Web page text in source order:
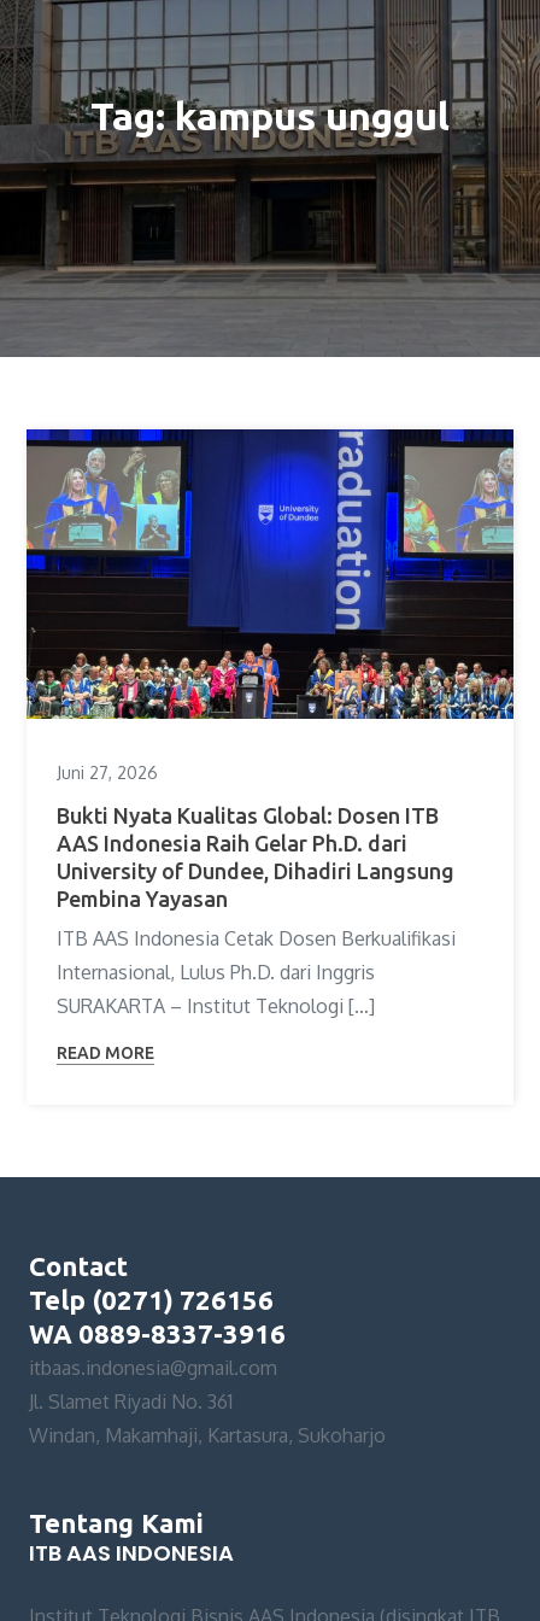
Tag:kampus unggul
Juni 27, 2026
Bukti Nyata Kualitas Global: Dosen ITB
AAS Indonesia Raih Gelar Ph.D. dari
University of Dundee, Dihadiri Langsung
Pembina Yayasan
ITB AAS Indonesia Cetak Dosen Berkualifikasi
Internasional, Lulus Ph.D. dari Inggris
SURAKARTA – Institut Teknologi […]
READ MORE
Contact
Telp (0271) 726156
WA 0889-8337-3916
itbaas.indonesia@gmail.com
Jl. Slamet Riyadi No. 361
Windan, Makamhaji, Kartasura, Sukoharjo
Tentang Kami
ITB AAS INDONESIA
Institut Teknologi Bisnis AAS Indonesia (disingkat ITB